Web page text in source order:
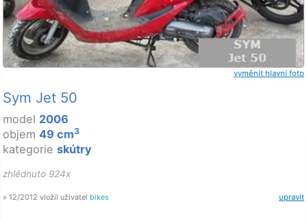
vyměnit hlavní foto
Sym Jet 50
model 2006
objem 49 cm3
kategorie skútry
zhlédnuto 924x
upravit
» 12/2012 vložil uživatel bikes